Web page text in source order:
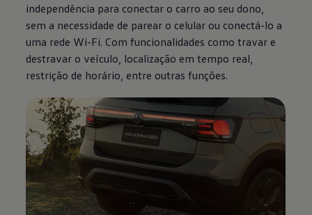
independência para conectar o carro ao seu dono,
sem a necessidade de parear o celular ou conectá-lo a
uma rede Wi-Fi. Com funcionalidades como travar e
destravar o veículo, localização em tempo real,
restrição de horário, entre outras funções.